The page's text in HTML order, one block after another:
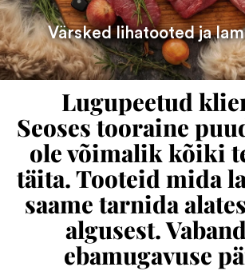
Värsked lihatooted ja
Lugupeetud
Seoses tooraine
ole võimalik kõiki
täita. Tooteid mida
saame tarnida
algusest.
ebamugavuse